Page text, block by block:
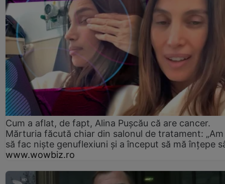
Cum a aflat, de fapt, Alina Pușcău că are cancer.
Mărturia făcută chiar din salonul de tratament:
să fac niște genuflexiuni și a început să mă înțepe
www.wowbiz.ro